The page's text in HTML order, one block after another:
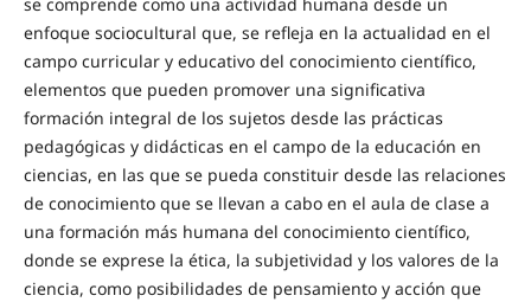
enfoque sociocultural que, se refleja en la actualidad en el
campo curricular y educativo del conocimiento científico,
elementos que pueden promover una significativa
formación integral de los sujetos desde las prácticas
pedagógicas y didácticas en el campo de la educación en
ciencias, en las que se pueda constituir desde las relaciones
de conocimiento que se llevan a cabo en el aula de clase a
una formación más humana del conocimiento científico,
donde se exprese la ética, la subjetividad y los valores de la
ciencia, como posibilidades de pensamiento y acción que